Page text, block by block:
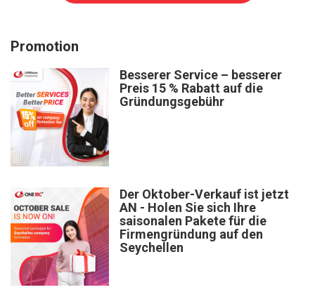
Promotion
Besserer Service – besserer
Preis 15 % Rabatt auf die
Gründungsgebühr
Der Oktober-Verkauf ist jetzt
AN - Holen Sie sich Ihre
saisonalen Pakete für die
Firmengründung auf den
Seychellen